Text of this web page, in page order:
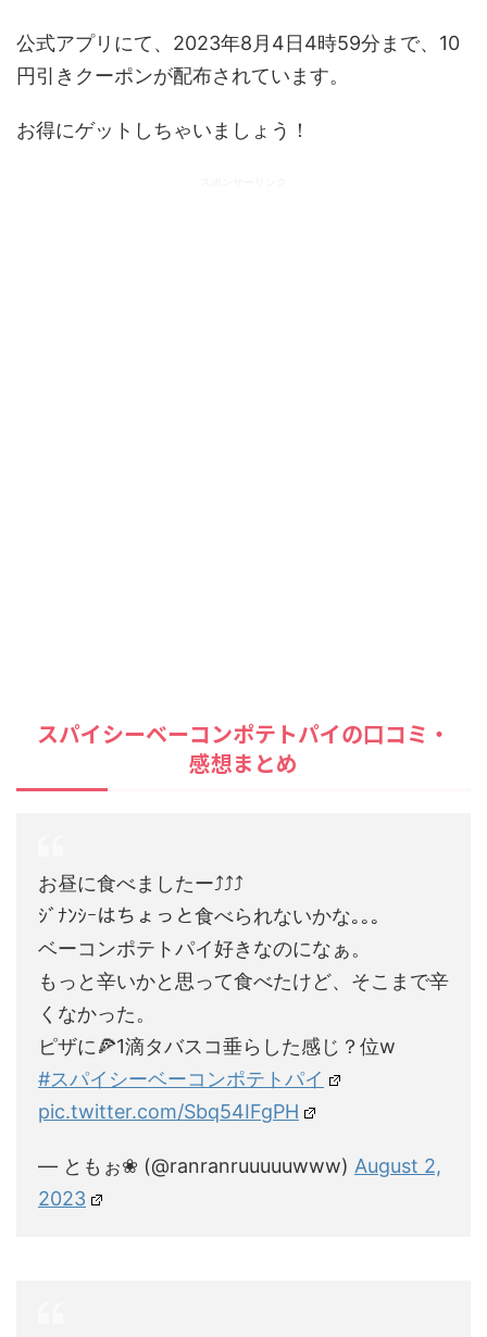
公式アプリにて、2023年8月4日4時59分まで、10
円引きクーポンが配布されています。
お得にゲットしちゃいましょう！
スパイシーベーコンポテトパイの口コミ・
感想まとめ
お昼に食べましたー⤴⤴⤴
ｼﾞﾅﾝｼｰはちょっと食べられないかな｡｡｡
ベーコンポテトパイ好きなのになぁ。
もっと辛いかと思って食べたけど、そこまで辛
くなかった。
ピザに🍕1滴タバスコ垂らした感じ？位w
#スパイシーベーコンポテトパイ
pic.twitter.com/Sbq54IFgPH
— ともぉ❀ (@ranranruuuuuwww) August 2,
2023